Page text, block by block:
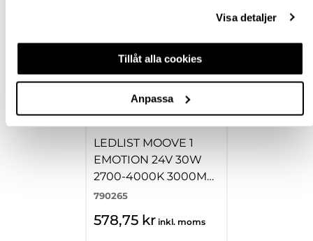
Visa detaljer
Tillåt alla cookies
Anpassa
LEDLIST MOOVE 1
EMOTION 24V 30W
2700-4000K 3000MM
BLACK
790265
578,75 kr inkl. moms